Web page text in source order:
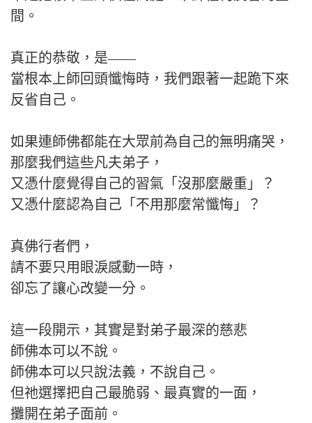
間。
真正的恭敬，是——
當根本上師回頭懺悔時，我們跟著一起跪下來
反省自己。
如果連師佛都能在大眾前為自己的無明痛哭，
那麼我們這些凡夫弟子，
又憑什麼覺得自己的習氣「沒那麼嚴重」？
又憑什麼認為自己「不用那麼常懺悔」？
真佛行者們，
請不要只用眼淚感動一時，
卻忘了讓心改變一分。
這一段開示，其實是對弟子最深的慈悲
師佛本可以不說。
師佛本可以只說法義，不說自己。
但祂選擇把自己最脆弱、最真實的一面，
攤開在弟子面前。